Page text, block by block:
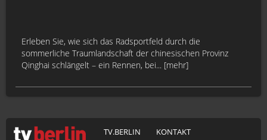
Erleben Sie, wie sich das Radsportfeld durch die
sommerliche Traumlandschaft der chinesischen Provinz
Qinghai schlängelt – ein Rennen, bei... [mehr]
TV.BERLIN
KONTAKT